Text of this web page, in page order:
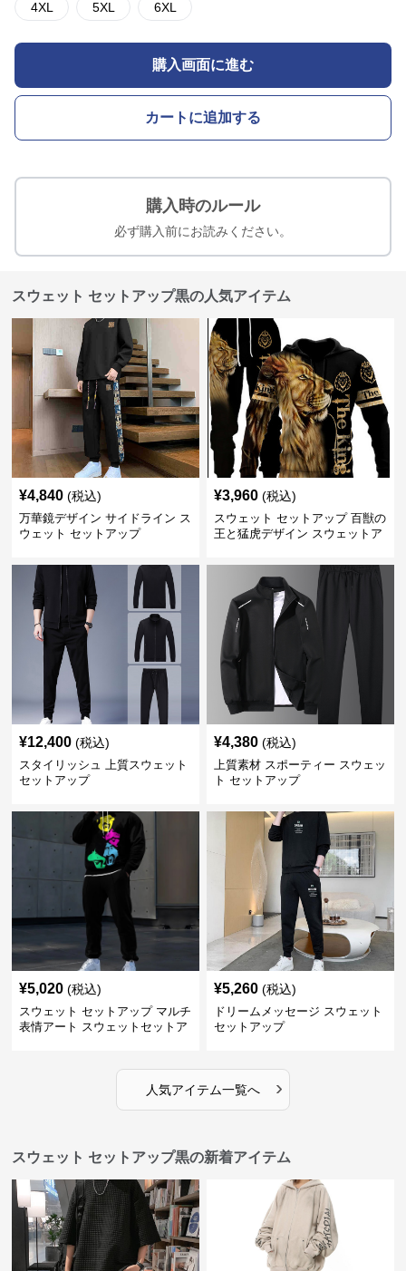
4XL 5XL 6XL
購入画面に進む
カートに追加する
購入時のルール
必ず購入前にお読みください。
スウェット セットアップ黒の人気アイテム
¥4,840 (税込)
万華鏡デザイン サイドライン ス
ウェット セットアップ
¥3,960 (税込)
スウェット セットアップ 百獣の
王と猛虎デザイン スウェットア
¥12,400 (税込)
スタイリッシュ 上質スウェット
セットアップ
¥4,380 (税込)
上質素材 スポーティー スウェッ
ト セットアップ
¥5,020 (税込)
スウェット セットアップ マルチ
表情アート スウェットセットア
¥5,260 (税込)
ドリームメッセージ スウェット
セットアップ
人気アイテム一覧へ ›
スウェット セットアップ黒の新着アイテム